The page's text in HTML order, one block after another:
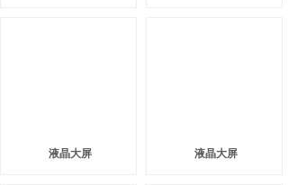
液晶大屏 液晶大屏